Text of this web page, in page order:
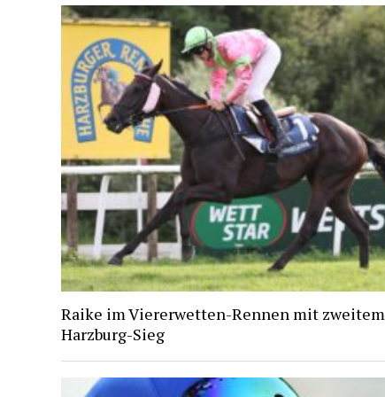
Raike im Viererwetten-Rennen mit zweitem
Harzburg-Sieg